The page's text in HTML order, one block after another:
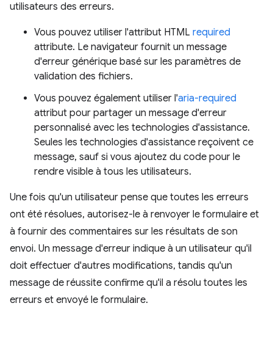
utilisateurs des erreurs.
Vous pouvez utiliser l'attribut HTML required
attribute. Le navigateur fournit un message
d'erreur générique basé sur les paramètres de
validation des fichiers.
Vous pouvez également utiliser l'aria-required
attribut pour partager un message d'erreur
personnalisé avec les technologies d'assistance.
Seules les technologies d'assistance reçoivent ce
message, sauf si vous ajoutez du code pour le
rendre visible à tous les utilisateurs.
Une fois qu'un utilisateur pense que toutes les erreurs
ont été résolues, autorisez-le à renvoyer le formulaire et
à fournir des commentaires sur les résultats de son
envoi. Un message d'erreur indique à un utilisateur qu'il
doit effectuer d'autres modifications, tandis qu'un
message de réussite confirme qu'il a résolu toutes les
erreurs et envoyé le formulaire.